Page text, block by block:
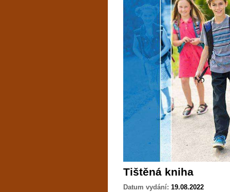
Tištěná kniha
Datum vydání: 19.08.2022